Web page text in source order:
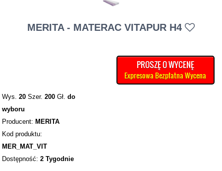
MERITA - MATERAC VITAPUR H4
PROSZĘ O WYCENĘ
Expresowa Bezpłatna Wycena
Wys.20 Szer.200 Gł.do
wyboru
Producent: MERITA
Kod produktu:
MER_MAT_VIT
Dostępność:2 Tygodnie